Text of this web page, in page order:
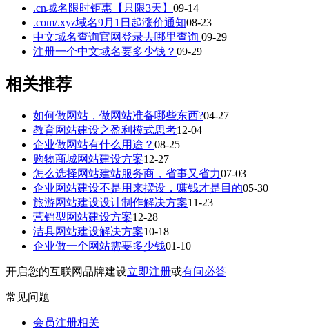
.cn域名限时钜惠【只限3天】 09-14
.com/.xyz域名9月1日起涨价通知08-23
中文域名查询官网登录去哪里查询 09-29
注册一个中文域名要多少钱？ 09-29
相关推荐
如何做网站，做网站准备哪些东西?04-27
教育网站建设之盈利模式思考12-04
企业做网站有什么用途？ 08-25
购物商城网站建设方案12-27
怎么选择网站建站服务商，省事又省力07-03
企业网站建设不是用来摆设，赚钱才是目的05-30
旅游网站建设设计制作解决方案11-23
营销型网站建设方案12-28
洁具网站建设解决方案10-18
企业做一个网站需要多少钱01-10
开启您的互联网品牌建设立即注册或有问必答
常见问题
会员注册相关